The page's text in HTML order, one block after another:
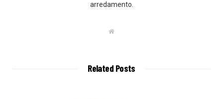
arredamento.
W
Related Posts